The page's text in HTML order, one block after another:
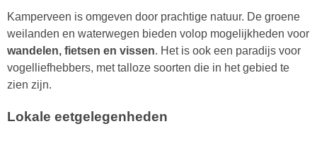
Kamperveen is omgeven door prachtige natuur. De groene
weilanden en waterwegen bieden volop mogelijkheden voor
wandelen, fietsen en vissen. Het is ook een paradijs voor
vogelliefhebbers, met talloze soorten die in het gebied te
zien zijn.
Lokale eetgelegenheden